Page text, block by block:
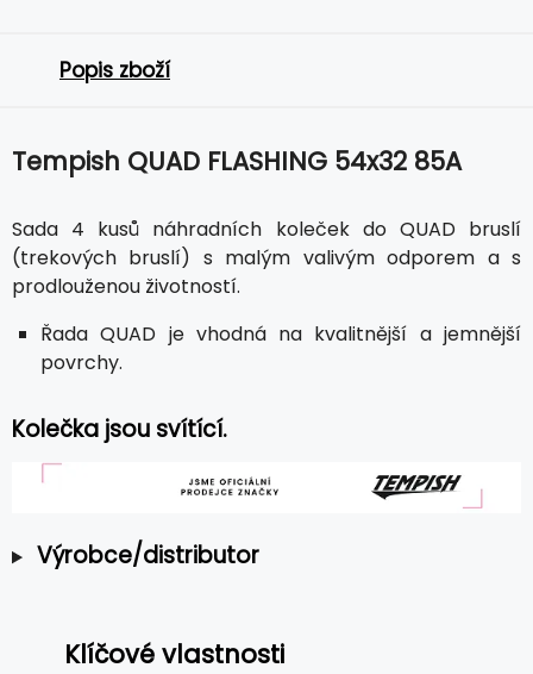
Popis zboží
Tempish QUAD FLASHING 54x32 85A
Sada 4 kusů náhradních koleček do QUAD bruslí
(trekových bruslí) s malým valivým odporem a s
prodlouženou životností.
Řada QUAD je vhodná na kvalitnější a jemnější
povrchy.
Kolečka jsou svítící.
Výrobce/distributor
Klíčové vlastnosti